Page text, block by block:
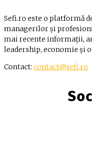
Sefi.ro este o platformă
managerilor și
mai recente informații,
leadership, economie și
Contact: contact@sefi.ro